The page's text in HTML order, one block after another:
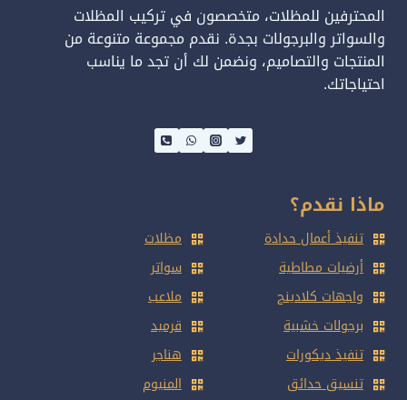
المحترفين للمظلات، متخصصون في تركيب المظلات
والسواتر والبرجولات بجدة. نقدم مجموعة متنوعة من
المنتجات والتصاميم، ونضمن لك أن تجد ما يناسب
احتياجاتك.
ماذا نقدم؟
تنفيذ أعمال حدادة
مظلات
أرضيات مطاطية
سواتر
واجهات كلادينج
ملاعب
برجولات خشبية
قرميد
تنفيذ ديكورات
هناجر
تنسيق حدائق
المنيوم